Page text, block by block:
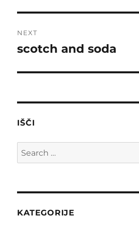
NEXT
Next
scotch and soda
IŠČI
Search
for:
KATEGORIJE